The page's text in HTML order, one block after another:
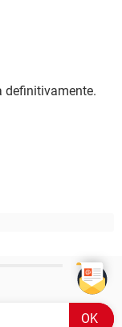
definitivamente.